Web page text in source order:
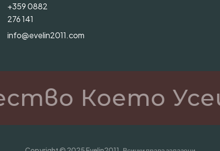
+359 0882
276 141
info@evelin2011.com
Което